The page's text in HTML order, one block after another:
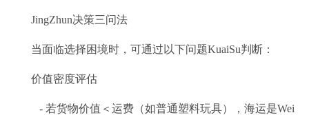
JingZhun决策三问法
当面临选择困境时，可通过以下问题KuaiSu判断：
价值密度评估
- 若货物价值＜运费（如普通塑料玩具），海运是Wei